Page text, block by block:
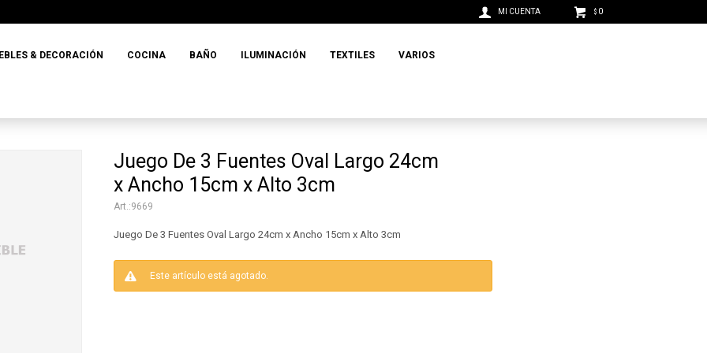
& DECORACIÓN COCINA BAÑO ILUMINACIÓN TEXTILES VARIOS
$ 0
Juego De 3 Fuentes Oval Largo 24cm
x Ancho 15cm x Alto 3cm
9669
Juego De 3 Fuentes Oval Largo 24cm x Ancho 15cm x Alto 3cm
Este artículo está agotado.